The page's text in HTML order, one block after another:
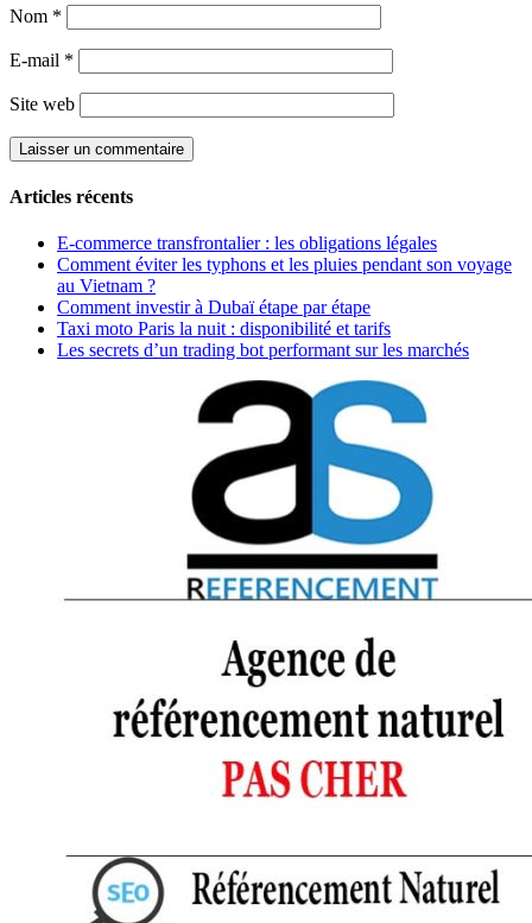
Nom *
E-mail *
Site web
Articles récents
E-commerce transfrontalier : les obligations légales
Comment éviter les typhons et les pluies pendant son voyage
au Vietnam ?
Comment investir à Dubaï étape par étape
Taxi moto Paris la nuit : disponibilité et tarifs
Les secrets d’un trading bot performant sur les marchés